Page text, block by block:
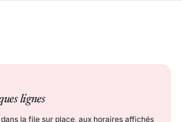
lignes
la file sur place, aux horaires affichés